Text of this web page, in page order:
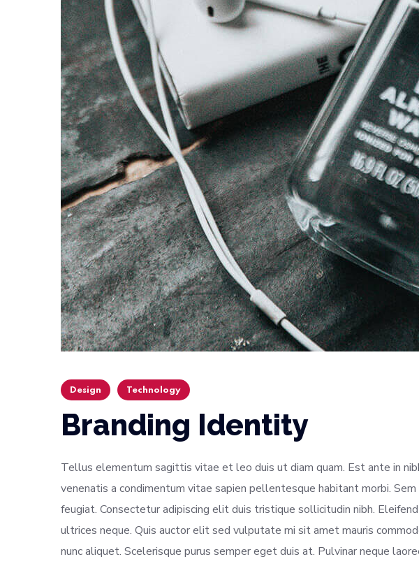
Design Technology
Branding Identity
Tellus elementum sagittis vitae et leo duis ut diam quam. Est ante in
venenatis a condimentum vitae sapien pellentesque habitant morbi.
feugiat. Consectetur adipiscing elit duis tristique sollicitudin nibh.
ultrices neque. Quis auctor elit sed vulputate mi sit amet mauris
nunc aliquet. Scelerisque purus semper eget duis at. Pulvinar neque